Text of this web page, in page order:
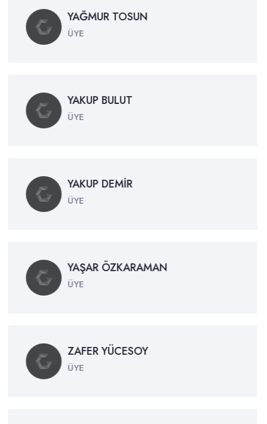
YAĞMUR TOSUN
ÜYE
YAKUP BULUT
ÜYE
YAKUP DEMİR
ÜYE
YAŞAR ÖZKARAMAN
ÜYE
ZAFER YÜCESOY
ÜYE